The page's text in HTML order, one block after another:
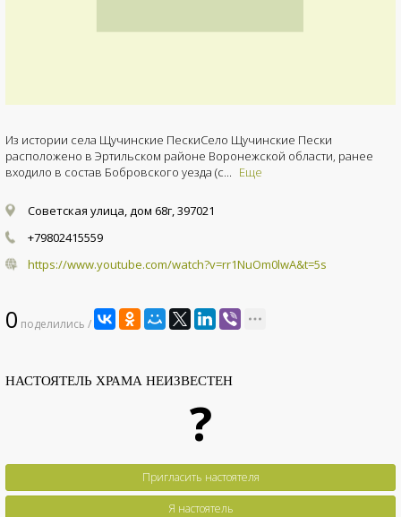
Из истории села Щучинские ПескиСело Щучинские Пески
расположено в Эртильском районе Воронежской области, ранее
входило в состав Бобровского уезда (с... Еще
Советская улица, дом 68г, 397021
+79802415559
https://www.youtube.com/watch?v=rr1NuOm0lwA&t=5s
0 поделились /
НАСТОЯТЕЛЬ ХРАМА НЕИЗВЕСТЕН
?
Пригласить настоятеля
Я настоятель